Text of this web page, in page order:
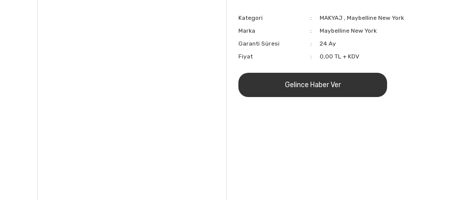
Kategori MAKYAJ ,Maybelline New York
Marka
Maybelline New York
Garanti Süresi
24 Ay
Fiyat
0,00 TL + KDV
Gelince Haber Ver